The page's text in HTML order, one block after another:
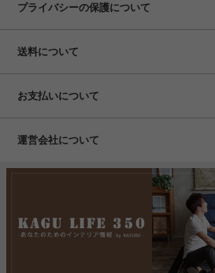
プライバシーの保護について
送料について
お支払いについて
運営会社について